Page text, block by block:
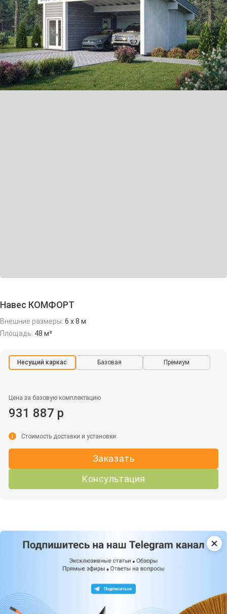
Навес КОМФОРТ
Внешние размеры: 6 х 8 м
Площадь: 48 м²
Несущий каркас Базовая Премиум
Цена за базовую комплектацию
931 887 р
Заказать
Консультация
i Стоимость доставки и установки